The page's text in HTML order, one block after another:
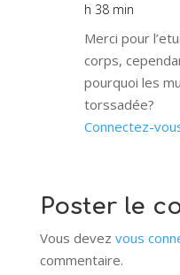
h 38 min
Merci pour
corps,
pourquoi les
torssadée?
Connectez-
Poster le
Vous devez vous
commentaire.